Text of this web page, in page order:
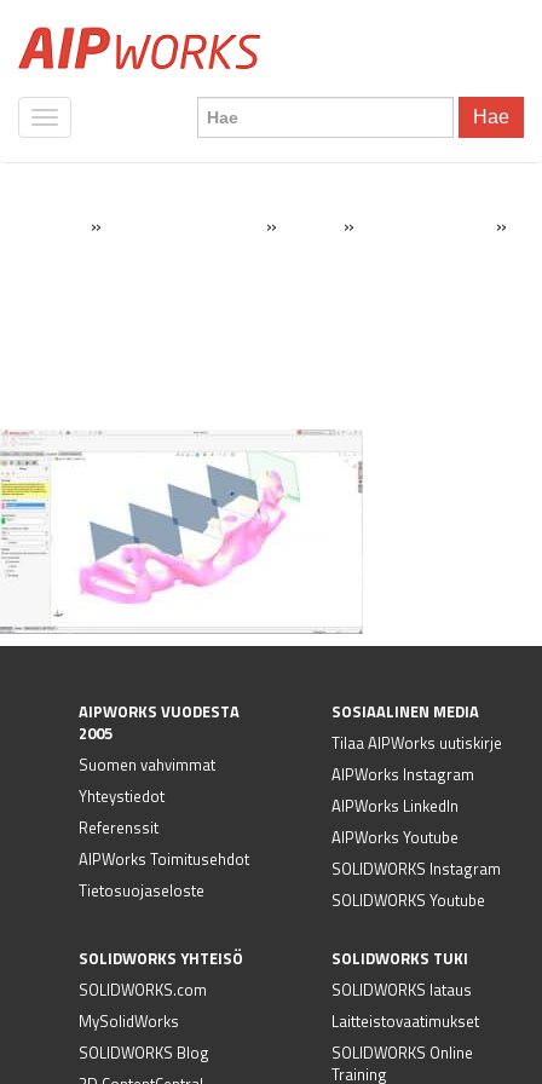
Hae
» » » »
AIPWORKS VUODESTA
2005
Suomen vahvimmat
Yhteystiedot
Referenssit
AIPWorks Toimitusehdot
Tietosuojaseloste
SOSIAALINEN MEDIA
Tilaa AIPWorks uutiskirje
AIPWorks Instagram
AIPWorks LinkedIn
AIPWorks Youtube
SOLIDWORKS Instagram
SOLIDWORKS Youtube
SOLIDWORKS YHTEISÖ
SOLIDWORKS.com
MySolidWorks
SOLIDWORKS Blog
SOLIDWORKS TUKI
SOLIDWORKS lataus
Laitteistovaatimukset
SOLIDWORKS Online
Training